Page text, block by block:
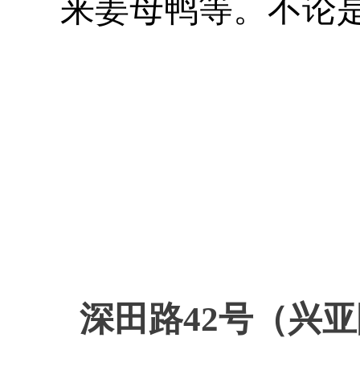
来姜母鸭等。不论
深田路42号（兴